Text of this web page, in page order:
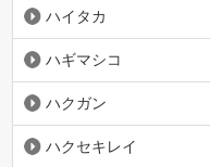
ハイタカ
ハギマシコ
ハクガン
ハクセキレイ